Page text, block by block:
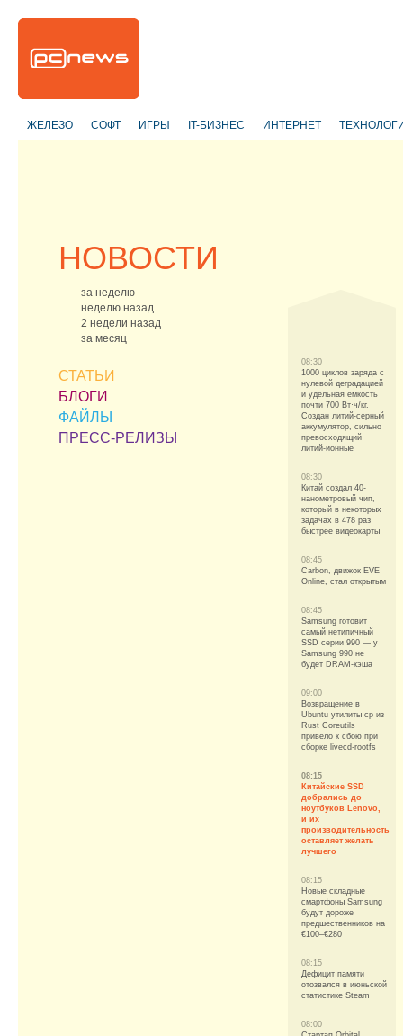
ЖЕЛЕЗО СОФТ ИГРЫ IT-БИЗНЕС ИНТЕРНЕТ
НОВОСТИ
за неделю
неделю назад
2 недели назад
за месяц
СТАТЬИ
БЛОГИ
ФАЙЛЫ
ПРЕСС-РЕЛИЗЫ
08:30
1000 циклов заряда с
нулевой деградацией
и удельная емкость
почти 700 Вт·ч/кг.
Создан литий-серный
аккумулятор, сильно
превосходящий
литий-ионные
08:30
Китай создал 40-
нанометровый чип,
который в некоторых
задачах в 478 раз
быстрее видеокарты
08:45
Carbon, движок EVE
Online, стал открытым
08:45
Samsung готовит
самый нетипичный
SSD серии 990 — у
Samsung 990 не
будет DRAM-кэша
09:00
Возвращение в
Ubuntu утилиты cp из
Rust Coreutils
привело к сбою при
сборке livecd-rootfs
08:15
Китайские SSD
добрались до
ноутбуков Lenovo,
и их
производительность
оставляет желать
лучшего
08:15
Новые складные
смартфоны Samsung
будут дороже
предшественников на
€100–€280
08:15
Дефицит памяти
отозвался в июньской
статистике Steam
08:00